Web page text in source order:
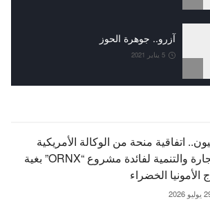
آزرو.. جوهرة الحوز
5 يناير 2021
اتفاقية منحة من الوكالة الأمريكية
للتجارة والتنمية لفائدة مشروع “ORNX” بغية
الأمونيا الخضراء
2026